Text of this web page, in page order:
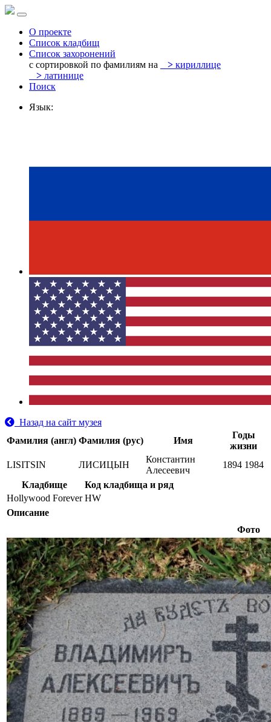
О проекте
Список кладбищ
Список захоронений
с сортировкой по фамилиям на
> кириллице
> латинице
Поиск
Язык:
Назад на сайт музея
Фамилия (англ) Фамилия (рус) Имя
Годы
жизни
LISITSIN
ЛИСИЦЫН
Константин
Алесеевич
1894 1984
Кладбище
Код кладбища и ряд
Hollywood Forever HW
Описание
Фото